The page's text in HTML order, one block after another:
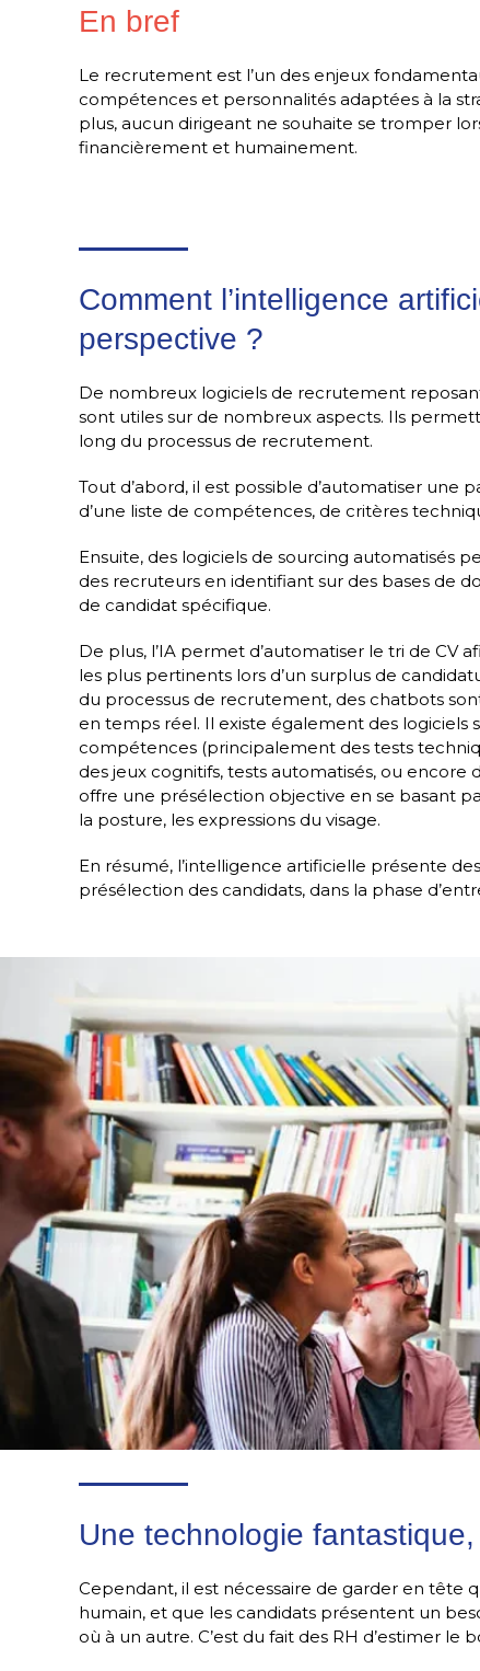
En bref
Le recrutement est l’un des enjeux
compétences et personnalités adaptées à la
plus, aucun dirigeant ne souhaite se tromper
financièrement et humainement.
Comment l’intelligence
perspective ?
De nombreux logiciels de recrutement
sont utiles sur de nombreux aspects. Ils
long du processus de recrutement.
Tout d’abord, il est possible d’automatiser une
d’une liste de compétences, de critères
Ensuite, des logiciels de sourcing automatisés
des recruteurs en identifiant sur des bases de
de candidat spécifique.
De plus, l’IA permet d’automatiser le tri de
les plus pertinents lors d’un surplus de
du processus de recrutement, des chatbots
en temps réel. Il existe également des logiciels
compétences (principalement des tests
des jeux cognitifs, tests automatisés, ou
offre une présélection objective en se basant
la posture, les expressions du visage.
En résumé, l’intelligence artificielle présente
présélection des candidats, dans la phase
Une technologie
Cependant, il est nécessaire de garder en
humain, et que les candidats présentent un
où à un autre. C’est du fait des RH d’estimer